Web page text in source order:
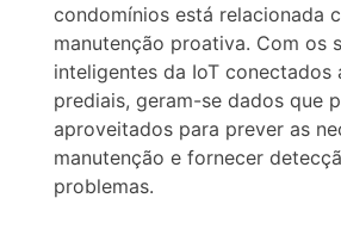
condomínios está relacionada
manutenção proativa. Com os
inteligentes da IoT conectados
prediais, geram-se dados que
aproveitados para prever as
manutenção e fornecer
problemas.